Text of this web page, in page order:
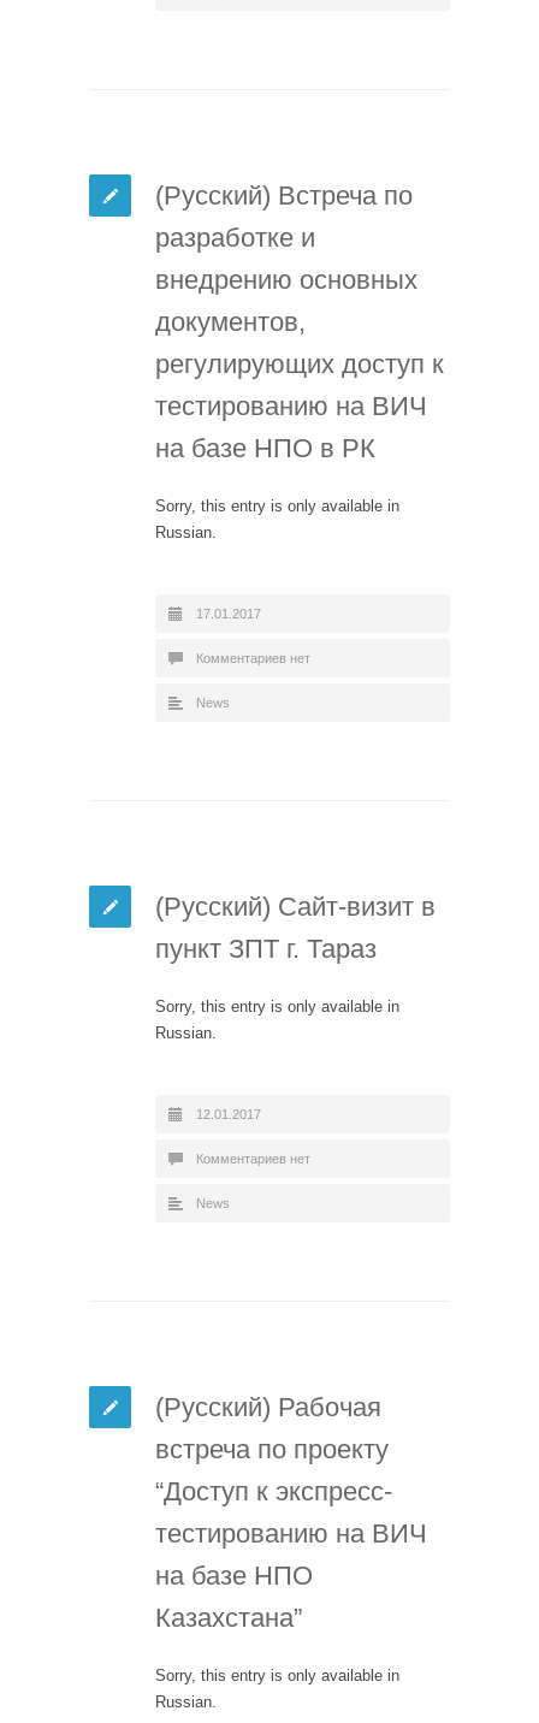
(Русский) Встреча по
разработке и
внедрению основных
документов,
регулирующих доступ к
тестированию на ВИЧ
на базе НПО в РК
Sorry, this entry is only available in
Russian.
17.01.2017
Комментариев нет
News
(Русский) Сайт-визит в
пункт ЗПТ г. Тараз
Sorry, this entry is only available in
Russian.
12.01.2017
Комментариев нет
News
(Русский) Рабочая
встреча по проекту
“Доступ к экспресс-
тестированию на ВИЧ
на базе НПО
Казахстана”
Sorry, this entry is only available in
Russian.